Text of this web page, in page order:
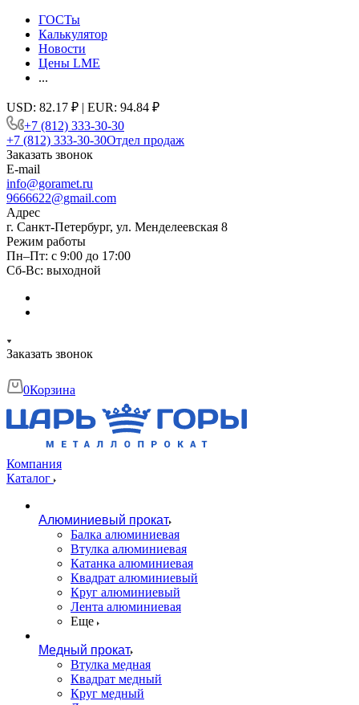
ГОСТы
Калькулятор
Новости
Цены LME
...
USD: 82.17 ₽ | EUR: 94.84 ₽
+7 (812) 333-30-30
+7 (812) 333-30-30Отдел продаж
Заказать звонок
E-mail
info@goramet.ru
9666622@gmail.com
Адрес
г. Санкт-Петербург, ул. Менделеевская 8
Режим работы
Пн–Пт: с 9:00 до 17:00
Сб-Вс: выходной
Заказать звонок
0Корзина
Компания
Каталог
Алюминиевый прокат
Балка алюминиевая
Втулка алюминиевая
Катанка алюминиевая
Квадрат алюминиевый
Круг алюминиевый
Лента алюминиевая
Еще
Медный прокат
Втулка медная
Квадрат медный
Круг медный